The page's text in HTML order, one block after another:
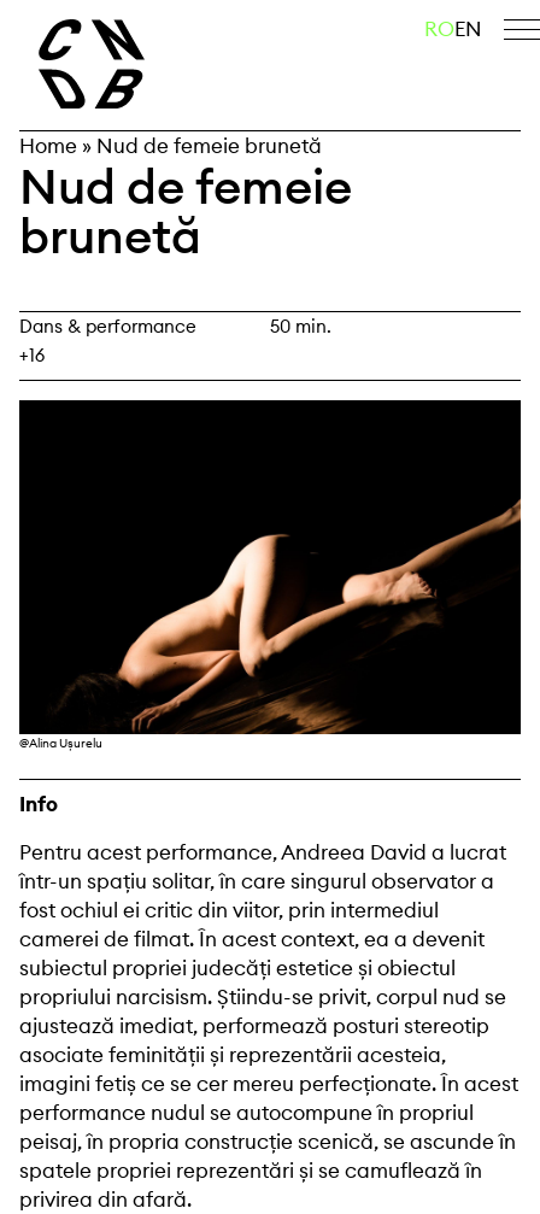
content
caută ROEN
Home » Nud de femeie brunetă
Nud de femeie
brunetă
Dans & performance
+16
50 min.
@Alina Ușurelu
Info
Pentru acest performance, Andreea David a lucrat
într-un spaţiu solitar, în care singurul observator a
fost ochiul ei critic din viitor, prin intermediul
camerei de filmat. În acest context, ea a devenit
subiectul propriei judecăţi estetice și obiectul
propriului narcisism. Știindu-se privit, corpul nud se
ajustează imediat, performează posturi stereotip
asociate feminităţii și reprezentării acesteia,
imagini fetiș ce se cer mereu perfecţionate. În acest
performance nudul se autocompune în propriul
peisaj, în propria construcție scenică, se ascunde în
spatele propriei reprezentări și se camuflează în
privirea din afară.